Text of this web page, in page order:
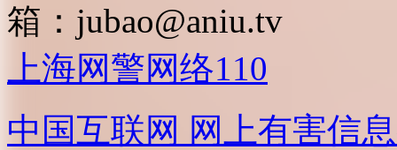
箱： jubao@aniu.tv
上海网警网络110
中国互联网 网上有害信